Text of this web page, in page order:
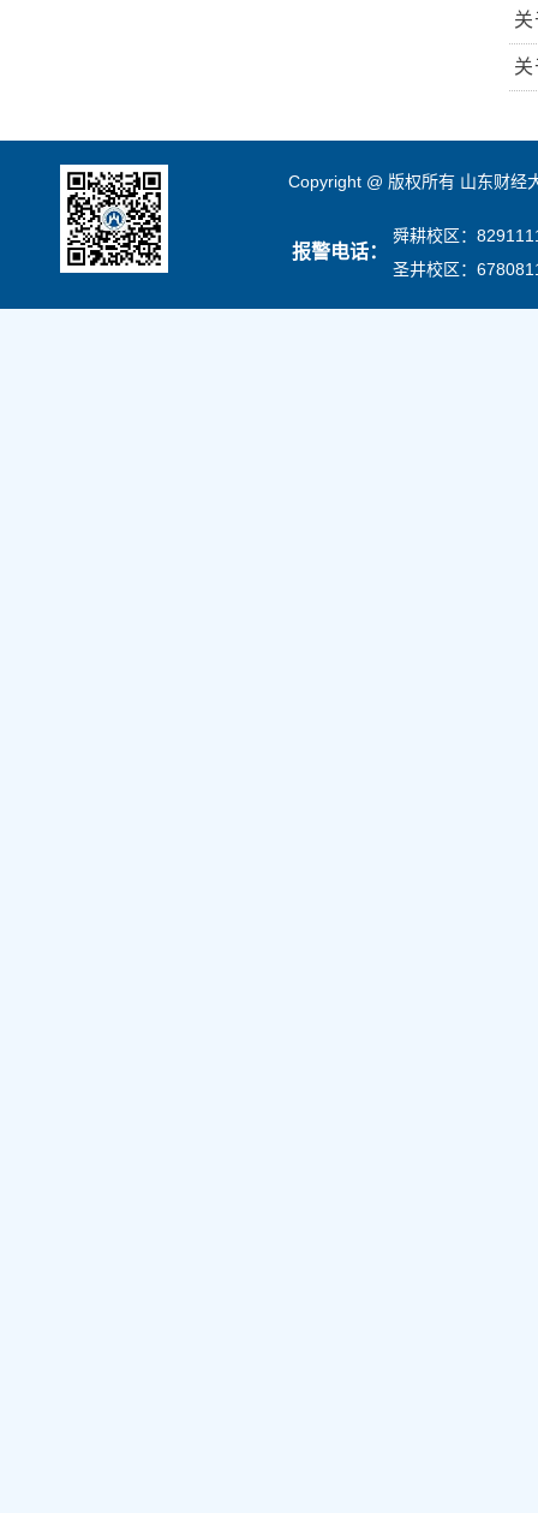
Copyright @ 版权所有 山东财
报警电话：
舜耕校区：
圣井校区：